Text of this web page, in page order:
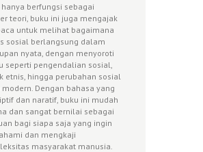
berfungsi sebagai
teori, buku ini juga mengajak
untuk melihat bagaimana
sosial berlangsung dalam
nyata, dengan menyoroti
seperti pengendalian sosial,
etnis, hingga perubahan sosial
modern. Dengan bahasa yang
dan naratif, buku ini mudah
dan sangat bernilai sebagai
bagi siapa saja yang ingin
dan mengkaji
masyarakat manusia.